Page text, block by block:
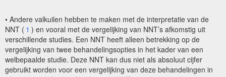
• Andere valkuilen hebben te maken met de interpretatie van de
NNT ( 1 ) en vooral met de vergelijking van NNT’s afkomstig uit
verschillende studies. Een NNT heeft alleen betrekking op de
vergelijking van twee behandelingsopties in het kader van een
welbepaalde studie. Deze NNT kan dus niet als absoluut cijfer
gebruikt worden voor een vergelijking van deze behandelingen in